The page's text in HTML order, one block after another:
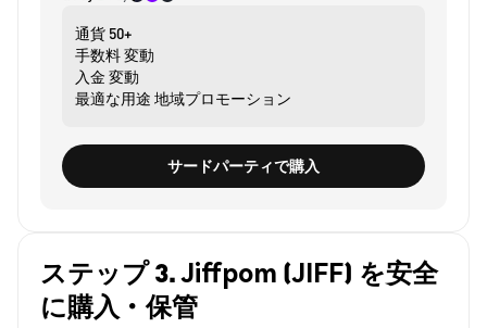
通貨 50+
手数料変動
入金 変動
最適な用途 地域プロモーション
サードパーティで購入
ステップ 3. Jiffpom (JIFF) を安全
に購入・保管